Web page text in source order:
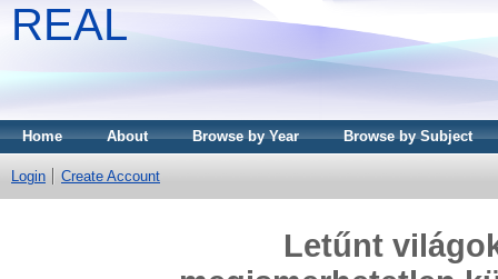
REAL
Home About Browse by Year Browse by Subject
Login Create Account
Letűnt